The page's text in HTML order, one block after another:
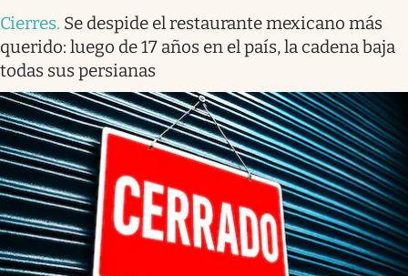
Cierres. Se despide el restaurante mexicano más
querido: luego de 17 años en el país, la cadena baja
todas sus persianas